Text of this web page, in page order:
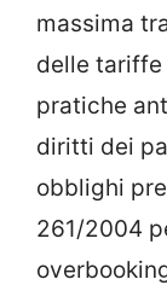
massima
delle tariffe
pratiche
diritti dei
obblighi
261/2004